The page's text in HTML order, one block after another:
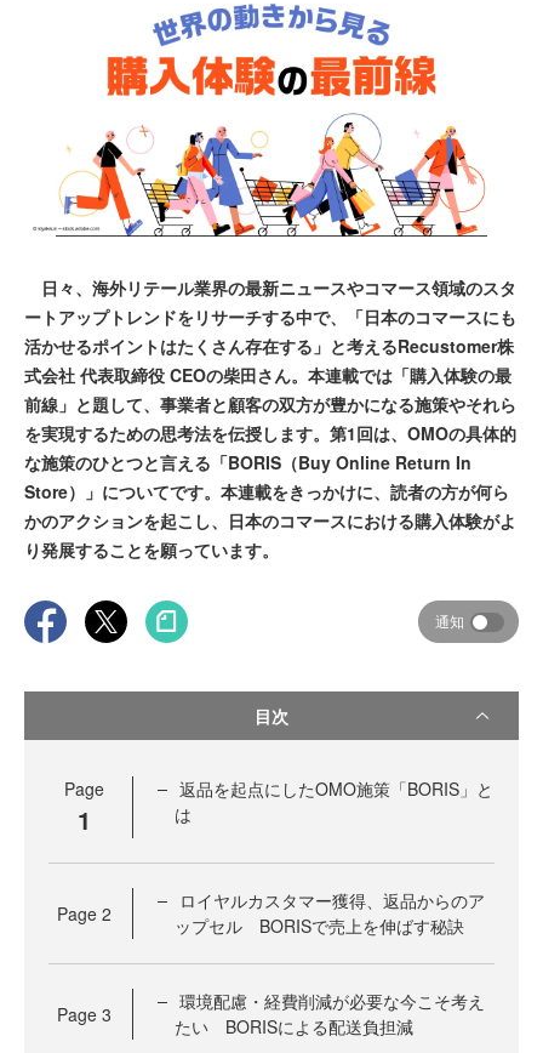
日々、海外リテール業界の最新ニュースやコマース領域のスタ
ートアップトレンドをリサーチする中で、「日本のコマースにも
活かせるポイントはたくさん存在する」と考えるRecustomer株
式会社 代表取締役 CEOの柴田さん。本連載では「購入体験の最
前線」と題して、事業者と顧客の双方が豊かになる施策やそれら
を実現するための思考法を伝授します。第1回は、OMOの具体的
な施策のひとつと言える「BORIS（Buy Online Return In
Store）」についてです。本連載をきっかけに、読者の方が何ら
かのアクションを起こし、日本のコマースにおける購入体験がよ
り発展することを願っています。
通知
目次
Page
1
返品を起点にしたOMO施策「BORIS」と
は
Page 2
ロイヤルカスタマー獲得、返品からのア
ップセル BORISで売上を伸ばす秘訣
Page 3
環境配慮・経費削減が必要な今こそ考え
たい BORISによる配送負担減